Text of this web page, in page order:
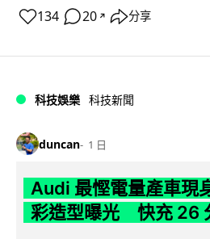
134 20 ↗ 分享
科技娛樂 科技新聞
duncan 1 日
Audi 最慳電量產車
彩造型曝光 快充 26